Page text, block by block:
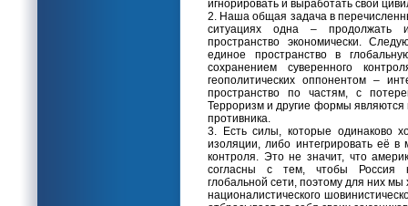
игнорировать и выработать свой
2. Наша общая задача в
ситуациях одна – продолжать
пространство экономически.
единое пространство в
сохранением суверенного
геополитических оппонентом –
пространство по частям, с
Терроризм и другие формы являются
противника.
3. Есть силы, которые одинаково
изоляции, либо интегрировать её в
контроля. Это не значит, что
согласны с тем, чтобы Россия
глобальной сети, поэтому для них мы
националистического